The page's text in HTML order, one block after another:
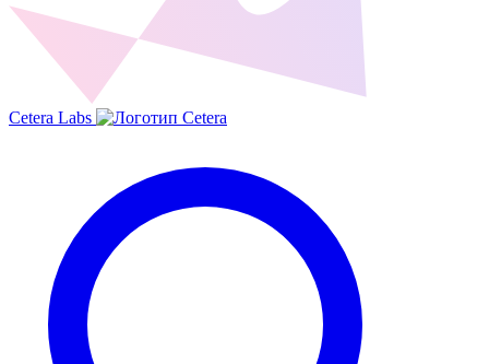
Cetera Labs